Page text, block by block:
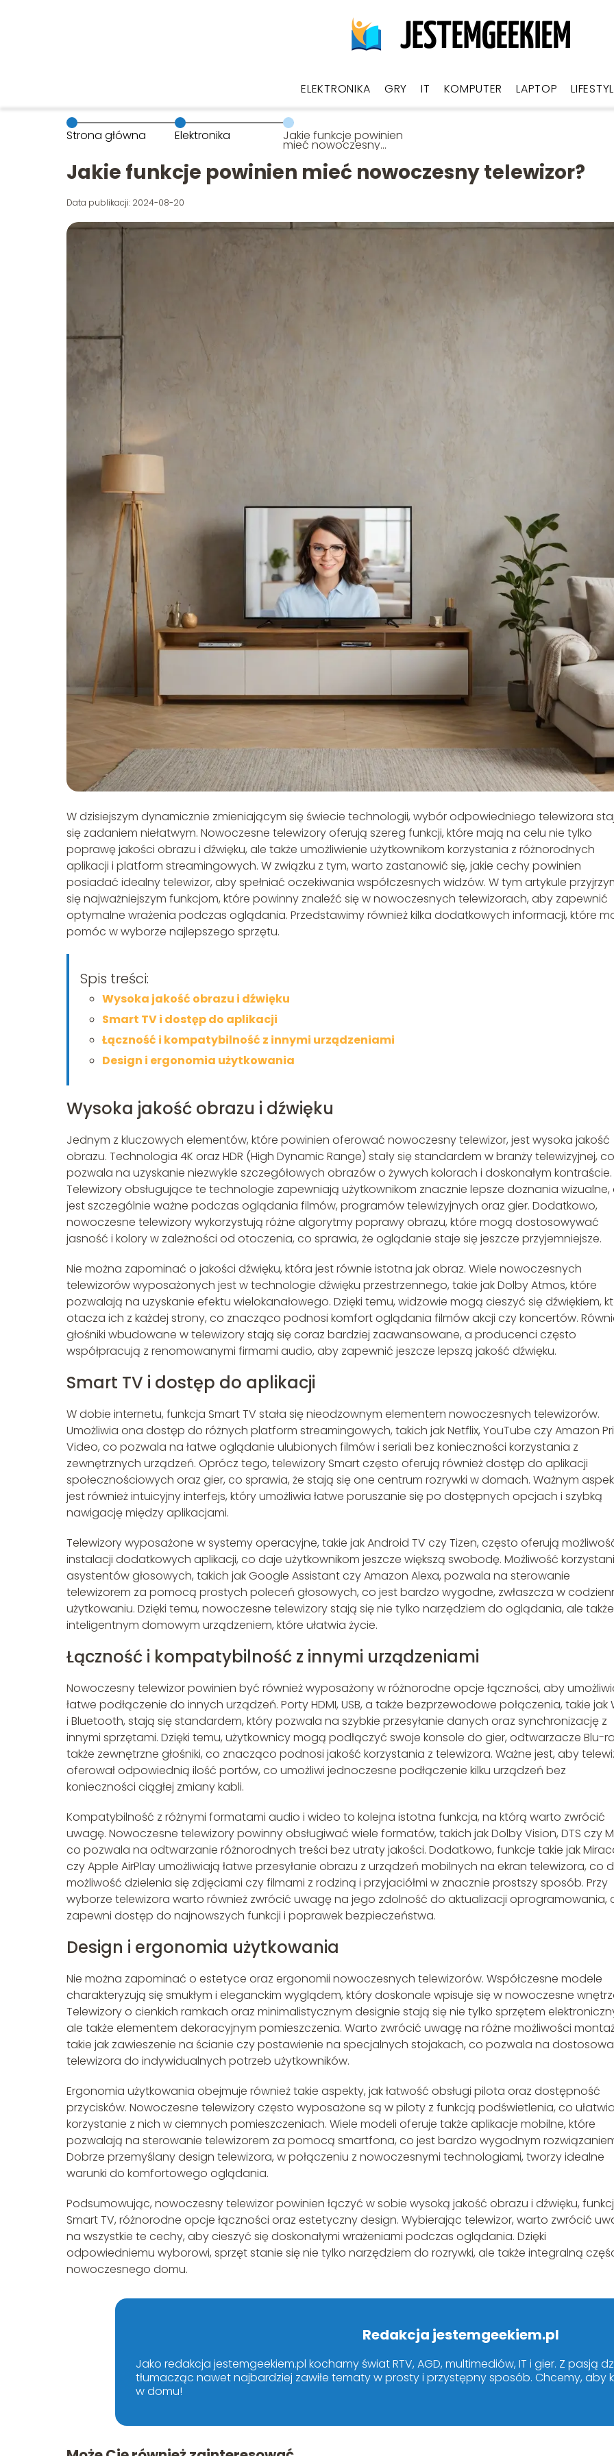
ELEKTRONIKA GRY IT KOMPUTER LAPTOP
Strona główna Elektronika Jakie funkcje powinien
mieć nowoczesny
Jakie funkcje powinien mieć nowoczesny telewizor?
Data publikacji: 2024-08-20
W dzisiejszym dynamicznie zmieniającym się świecie technologii, wybór odpowiedniego telewizora
się zadaniem niełatwym. Nowoczesne telewizory oferują szereg funkcji, które mają na celu nie tylko
poprawę jakości obrazu i dźwięku, ale także umożliwienie użytkownikom korzystania z różnorodnych
aplikacji i platform streamingowych. W związku z tym, warto zastanowić się, jakie cechy powinien
posiadać idealny telewizor, aby spełniać oczekiwania współczesnych widzów. W tym artykule
się najważniejszym funkcjom, które powinny znaleźć się w nowoczesnych telewizorach, aby zapewnić
optymalne wrażenia podczas oglądania. Przedstawimy również kilka dodatkowych informacji, które
pomóc w wyborze najlepszego sprzętu.
Spis treści:
Wysoka jakość obrazu i dźwięku
Smart TV i dostęp do aplikacji
Łączność i kompatybilność z innymi urządzeniami
Design i ergonomia użytkowania
Wysoka jakość obrazu i dźwięku
Jednym z kluczowych elementów, które powinien oferować nowoczesny telewizor, jest wysoka jakość
obrazu. Technologia 4K oraz HDR (High Dynamic Range) stały się standardem w branży telewizyjnej, co
pozwala na uzyskanie niezwykle szczegółowych obrazów o żywych kolorach i doskonałym kontraście.
Telewizory obsługujące te technologie zapewniają użytkownikom znacznie lepsze doznania wizualne,
jest szczególnie ważne podczas oglądania filmów, programów telewizyjnych oraz gier. Dodatkowo,
nowoczesne telewizory wykorzystują różne algorytmy poprawy obrazu, które mogą dostosowywać
jasność i kolory w zależności od otoczenia, co sprawia, że oglądanie staje się jeszcze przyjemniejsze.
Nie można zapominać o jakości dźwięku, która jest równie istotna jak obraz. Wiele nowoczesnych
telewizorów wyposażonych jest w technologie dźwięku przestrzennego, takie jak Dolby Atmos, które
pozwalają na uzyskanie efektu wielokanałowego. Dzięki temu, widzowie mogą cieszyć się dźwiękiem,
otacza ich z każdej strony, co znacząco podnosi komfort oglądania filmów akcji czy koncertów.
głośniki wbudowane w telewizory stają się coraz bardziej zaawansowane, a producenci często
współpracują z renomowanymi firmami audio, aby zapewnić jeszcze lepszą jakość dźwięku.
Smart TV i dostęp do aplikacji
W dobie internetu, funkcja Smart TV stała się nieodzownym elementem nowoczesnych telewizorów.
Umożliwia ona dostęp do różnych platform streamingowych, takich jak Netflix, YouTube czy Amazon
Video, co pozwala na łatwe oglądanie ulubionych filmów i seriali bez konieczności korzystania z
zewnętrznych urządzeń. Oprócz tego, telewizory Smart często oferują również dostęp do aplikacji
społecznościowych oraz gier, co sprawia, że stają się one centrum rozrywki w domach. Ważnym
jest również intuicyjny interfejs, który umożliwia łatwe poruszanie się po dostępnych opcjach i szybką
nawigację między aplikacjami.
Telewizory wyposażone w systemy operacyjne, takie jak Android TV czy Tizen, często oferują
instalacji dodatkowych aplikacji, co daje użytkownikom jeszcze większą swobodę. Możliwość
asystentów głosowych, takich jak Google Assistant czy Amazon Alexa, pozwala na sterowanie
telewizorem za pomocą prostych poleceń głosowych, co jest bardzo wygodne, zwłaszcza w
użytkowaniu. Dzięki temu, nowoczesne telewizory stają się nie tylko narzędziem do oglądania, ale także
inteligentnym domowym urządzeniem, które ułatwia życie.
Łączność i kompatybilność z innymi urządzeniami
Nowoczesny telewizor powinien być również wyposażony w różnorodne opcje łączności, aby
łatwe podłączenie do innych urządzeń. Porty HDMI, USB, a także bezprzewodowe połączenia, takie jak
i Bluetooth, stają się standardem, który pozwala na szybkie przesyłanie danych oraz synchronizację z
innymi sprzętami. Dzięki temu, użytkownicy mogą podłączyć swoje konsole do gier, odtwarzacze Blu-
także zewnętrzne głośniki, co znacząco podnosi jakość korzystania z telewizora. Ważne jest, aby
oferował odpowiednią ilość portów, co umożliwi jednoczesne podłączenie kilku urządzeń bez
konieczności ciągłej zmiany kabli.
Kompatybilność z różnymi formatami audio i wideo to kolejna istotna funkcja, na którą warto zwrócić
uwagę. Nowoczesne telewizory powinny obsługiwać wiele formatów, takich jak Dolby Vision, DTS czy
co pozwala na odtwarzanie różnorodnych treści bez utraty jakości. Dodatkowo, funkcje takie jak
czy Apple AirPlay umożliwiają łatwe przesyłanie obrazu z urządzeń mobilnych na ekran telewizora, co
możliwość dzielenia się zdjęciami czy filmami z rodziną i przyjaciółmi w znacznie prostszy sposób. Przy
wyborze telewizora warto również zwrócić uwagę na jego zdolność do aktualizacji oprogramowania,
zapewni dostęp do najnowszych funkcji i poprawek bezpieczeństwa.
Design i ergonomia użytkowania
Nie można zapominać o estetyce oraz ergonomii nowoczesnych telewizorów. Współczesne modele
charakteryzują się smukłym i eleganckim wyglądem, który doskonale wpisuje się w nowoczesne
Telewizory o cienkich ramkach oraz minimalistycznym designie stają się nie tylko sprzętem
ale także elementem dekoracyjnym pomieszczenia. Warto zwrócić uwagę na różne możliwości
takie jak zawieszenie na ścianie czy postawienie na specjalnych stojakach, co pozwala na
telewizora do indywidualnych potrzeb użytkowników.
Ergonomia użytkowania obejmuje również takie aspekty, jak łatwość obsługi pilota oraz dostępność
przycisków. Nowoczesne telewizory często wyposażone są w piloty z funkcją podświetlenia, co ułatwia
korzystanie z nich w ciemnych pomieszczeniach. Wiele modeli oferuje także aplikacje mobilne, które
pozwalają na sterowanie telewizorem za pomocą smartfona, co jest bardzo wygodnym
Dobrze przemyślany design telewizora, w połączeniu z nowoczesnymi technologiami, tworzy idealne
warunki do komfortowego oglądania.
Podsumowując, nowoczesny telewizor powinien łączyć w sobie wysoką jakość obrazu i dźwięku,
Smart TV, różnorodne opcje łączności oraz estetyczny design. Wybierając telewizor, warto zwrócić
na wszystkie te cechy, aby cieszyć się doskonałymi wrażeniami podczas oglądania. Dzięki
odpowiedniemu wyborowi, sprzęt stanie się nie tylko narzędziem do rozrywki, ale także integralną
nowoczesnego domu.
Redakcja jestemgeekiem.pl
Jako redakcja jestemgeekiem.pl kochamy świat RTV, AGD, multimediów, IT i gier. Z pasją
tłumacząc nawet najbardziej zawiłe tematy w prosty i przystępny sposób. Chcemy, aby
w domu!